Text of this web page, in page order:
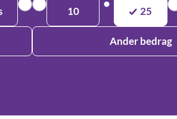
10 25
Ander bedrag